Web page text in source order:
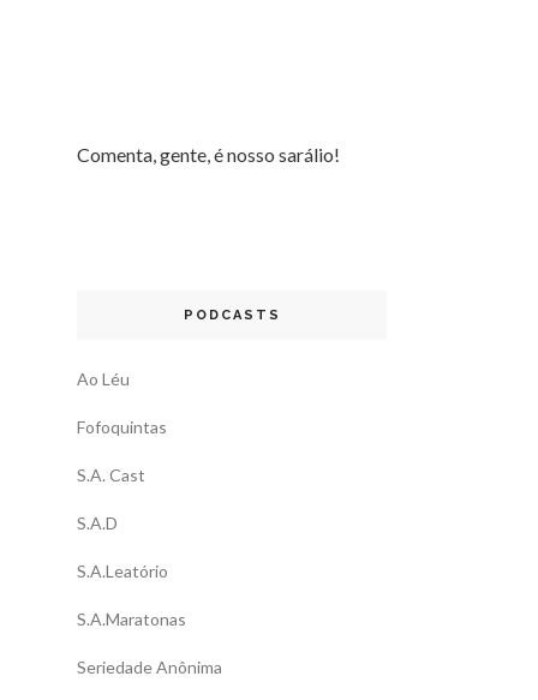
Comenta, gente, é nosso sarálio!
PODCASTS
Ao Léu
Fofoquintas
S.A. Cast
S.A.D
S.A.Leatório
S.A.Maratonas
Seriedade Anônima